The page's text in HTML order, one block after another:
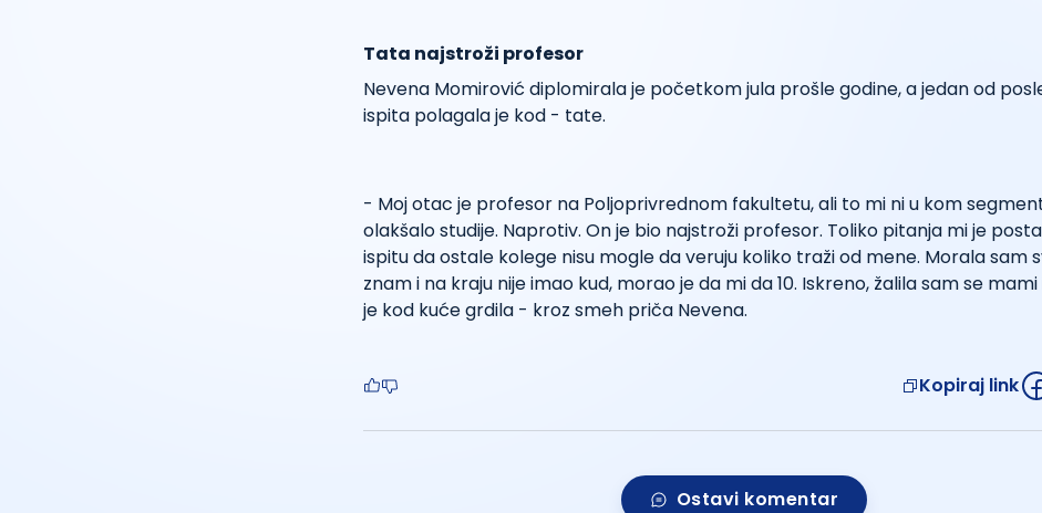
Tata najstroži profesor
Nevena Momirović diplomirala je početkom jula prošle godine, a jedan od
ispita polagala je kod - tate.
- Moj otac je profesor na Poljoprivrednom fakultetu, ali to mi ni u kom
olakšalo studije. Naprotiv. On je bio najstroži profesor. Toliko pitanja mi je
ispitu da ostale kolege nisu mogle da veruju koliko traži od mene. Morala sam
znam i na kraju nije imao kud, morao je da mi da 10. Iskreno, žalila sam se
je kod kuće grdila - kroz smeh priča Nevena.
Kopiraj link
Ostavi komentar